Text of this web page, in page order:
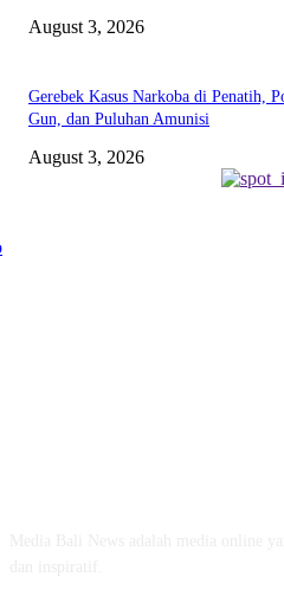
August 3, 2026
Gerebek Kasus Narkoba di Penatih,
Gun, dan Puluhan Amunisi
August 3, 2026